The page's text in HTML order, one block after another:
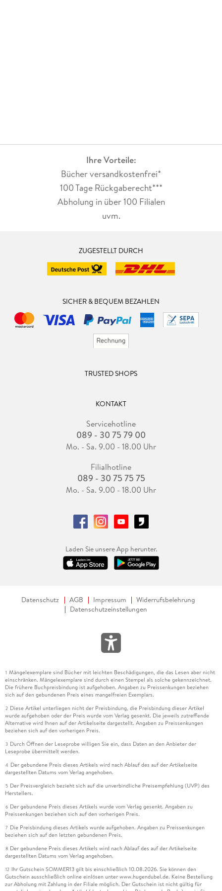
Ihre Vorteile:
Bücher versandkostenfrei*
100 Tage Rückgaberecht***
Abholung in über 100 Filialen
uvm.
ZUGESTELLT DURCH
SICHER & BEQUEM BEZAHLEN
TRUSTED SHOPS
KONTAKT
Servicehotline
089 - 30 75 79 00
Mo. - Sa. 9.00 - 18.00 Uhr
Filialhotline
089 - 30 75 75 75
Mo. - Sa. 9.00 - 18.00 Uhr
Laden Sie unsere App herunter.
Datenschutz AGB Impressum
Widerrufsbelehrung
Datenschutzeinstellungen
1 Mängelexemplare sind Bücher mit leichten Beschädigungen, die das Lesen aber nicht
einschränken. Mängelexemplare sind durch einen Stempel als solche gekennzeichnet.
Die frühere Buchpreisbindung ist aufgehoben. Angaben zu Preissenkungen beziehen
sich auf den gebundenen Preis eines mangelfreien Exemplars.
2 Diese Artikel unterliegen nicht der Preisbindung, die Preisbindung dieser Artikel
wurde aufgehoben oder der Preis wurde vom Verlag gesenkt. Die jeweils zutreffende
Alternative wird Ihnen auf der Artikelseite dargestellt. Angaben zu Preissenkungen
beziehen sich auf den vorherigen Preis.
3 Durch Öffnen der Leseprobe willigen Sie ein, dass Daten an den Anbieter der
Leseprobe übermittelt werden.
4 Der gebundene Preis dieses Artikels wird nach Ablauf des auf der Artikelseite
dargestellten Datums vom Verlag angehoben.
5 Der Preisvergleich bezieht sich auf die unverbindliche Preisempfehlung (UVP) des
Herstellers.
6 Der gebundene Preis dieses Artikels wurde vom Verlag gesenkt. Angaben zu
Preissenkungen beziehen sich auf den vorherigen Preis.
7 Die Preisbindung dieses Artikels wurde aufgehoben. Angaben zu Preissenkungen
beziehen sich auf den letzten gebundenen Preis.
8 Der gebundene Preis dieses Artikels wird nach Ablauf des auf der Artikelseite
dargestellten Datums vom Verlag angehoben.
12 Ihr Gutschein SOMMER13 gilt bis einschließlich 10.08.2026. Sie können den
Gutschein ausschließlich online einlösen unter www.hugendubel.de. Keine Bestellung
zur Abholung mit Zahlung in der Filiale möglich. Der Gutschein ist nicht gültig für